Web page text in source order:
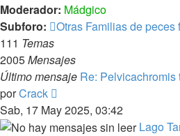
Moderador: Mádgico
Subforo:
Otras Familias de peces
111 Temas
2005Mensajes
Último mensaje Re:
porCrack
último
mensaje
Sab, 17 May 2025, 03:42
Lago